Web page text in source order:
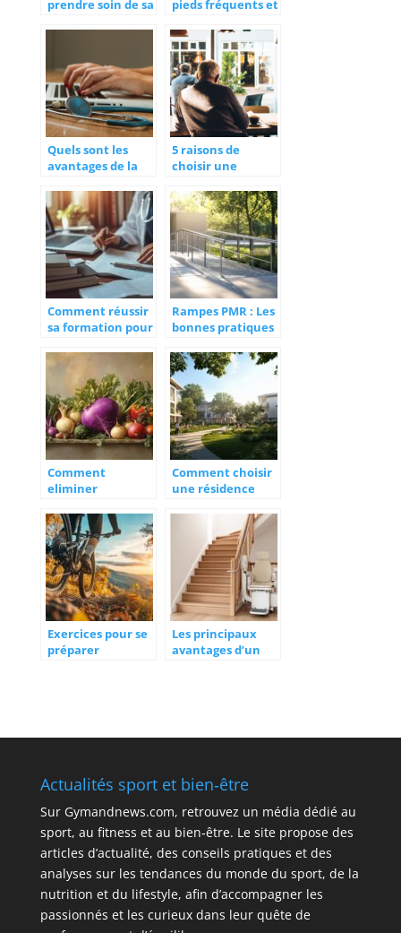
prendre soin de sa
pieds fréquents et
naturels
Quels sont les
avantages de la
comptes rendus
médicaux
externalisée ?
5 raisons de
choisir une
proposant des
espaces communs
en libre accès
Comment réussir
sa formation pour
médicale en ligne
Rampes PMR : Les
bonnes pratiques
garantir la
sécurité des
usagers
Comment
eliminer
navet violet : le
legume aux mille
vertus
Comment choisir
une résidence
pour une retraite
agréable
Exercices pour se
préparer
Les principaux
avantages d’un
Actualités sport et bien‑être
Sur Gymandnews.com, retrouvez un média dédié au
sport, au fitness et au bien‑être. Le site propose des
articles d’actualité, des conseils pratiques et des
analyses sur les tendances du monde du sport, de la
nutrition et du lifestyle, afin d’accompagner les
passionnés et les curieux dans leur quête de